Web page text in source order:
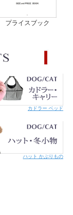
プライスブック
カドラー ベッド
ハット かぶりもの